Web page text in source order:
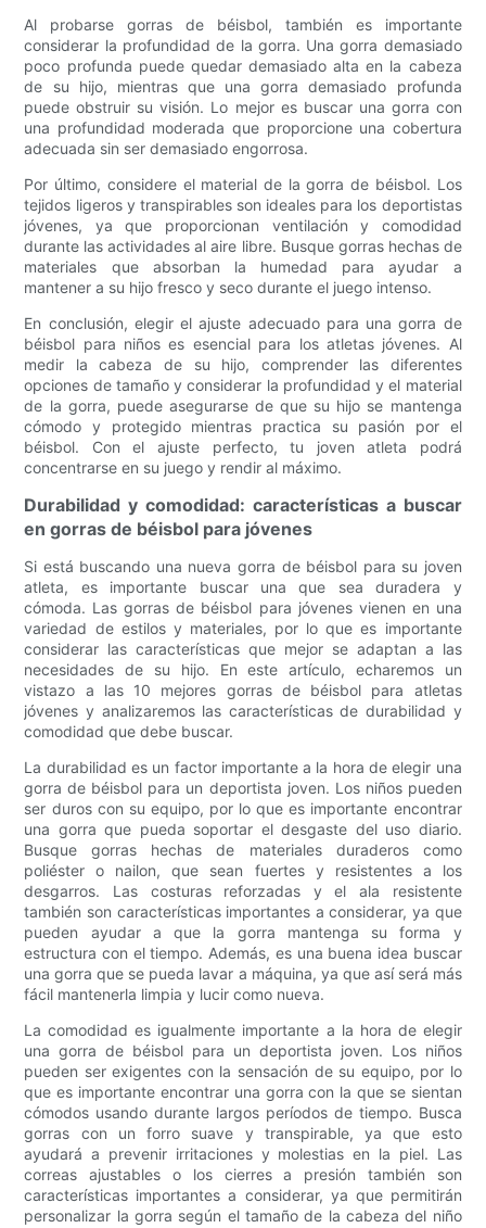
Al probarse gorras de béisbol, también es importante
considerar la profundidad de la gorra. Una gorra demasiado
poco profunda puede quedar demasiado alta en la cabeza
de su hijo, mientras que una gorra demasiado profunda
puede obstruir su visión. Lo mejor es buscar una gorra con
una profundidad moderada que proporcione una cobertura
adecuada sin ser demasiado engorrosa.
Por último, considere el material de la gorra de béisbol. Los
tejidos ligeros y transpirables son ideales para los deportistas
jóvenes, ya que proporcionan ventilación y comodidad
durante las actividades al aire libre. Busque gorras hechas de
materiales que absorban la humedad para ayudar a
mantener a su hijo fresco y seco durante el juego intenso.
En conclusión, elegir el ajuste adecuado para una gorra de
béisbol para niños es esencial para los atletas jóvenes. Al
medir la cabeza de su hijo, comprender las diferentes
opciones de tamaño y considerar la profundidad y el material
de la gorra, puede asegurarse de que su hijo se mantenga
cómodo y protegido mientras practica su pasión por el
béisbol. Con el ajuste perfecto, tu joven atleta podrá
concentrarse en su juego y rendir al máximo.
Durabilidad y comodidad: características a buscar
en gorras de béisbol para jóvenes
Si está buscando una nueva gorra de béisbol para su joven
atleta, es importante buscar una que sea duradera y
cómoda. Las gorras de béisbol para jóvenes vienen en una
variedad de estilos y materiales, por lo que es importante
considerar las características que mejor se adaptan a las
necesidades de su hijo. En este artículo, echaremos un
vistazo a las 10 mejores gorras de béisbol para atletas
jóvenes y analizaremos las características de durabilidad y
comodidad que debe buscar.
La durabilidad es un factor importante a la hora de elegir una
gorra de béisbol para un deportista joven. Los niños pueden
ser duros con su equipo, por lo que es importante encontrar
una gorra que pueda soportar el desgaste del uso diario.
Busque gorras hechas de materiales duraderos como
poliéster o nailon, que sean fuertes y resistentes a los
desgarros. Las costuras reforzadas y el ala resistente
también son características importantes a considerar, ya que
pueden ayudar a que la gorra mantenga su forma y
estructura con el tiempo. Además, es una buena idea buscar
una gorra que se pueda lavar a máquina, ya que así será más
fácil mantenerla limpia y lucir como nueva.
La comodidad es igualmente importante a la hora de elegir
una gorra de béisbol para un deportista joven. Los niños
pueden ser exigentes con la sensación de su equipo, por lo
que es importante encontrar una gorra con la que se sientan
cómodos usando durante largos períodos de tiempo. Busca
gorras con un forro suave y transpirable, ya que esto
ayudará a prevenir irritaciones y molestias en la piel. Las
correas ajustables o los cierres a presión también son
características importantes a considerar, ya que permitirán
personalizar la gorra según el tamaño de la cabeza del niño